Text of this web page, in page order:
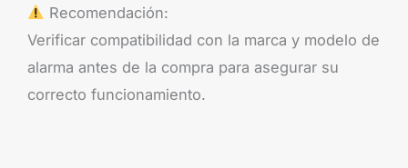
Recomendación:
Verificar compatibilidad con la marca y modelo de
alarma antes de la compra para asegurar su
correcto funcionamiento.